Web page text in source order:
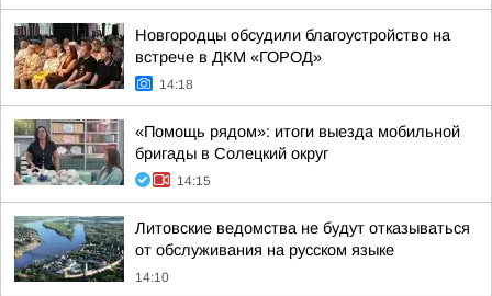
Новгородцы обсудили благоустройство на
встрече в ДКМ «ГОРОД»
14:18
«Помощь рядом»: итоги выезда мобильной
бригады в Солецкий округ
14:15
Литовские ведомства не будут отказываться
от обслуживания на русском языке
14:10